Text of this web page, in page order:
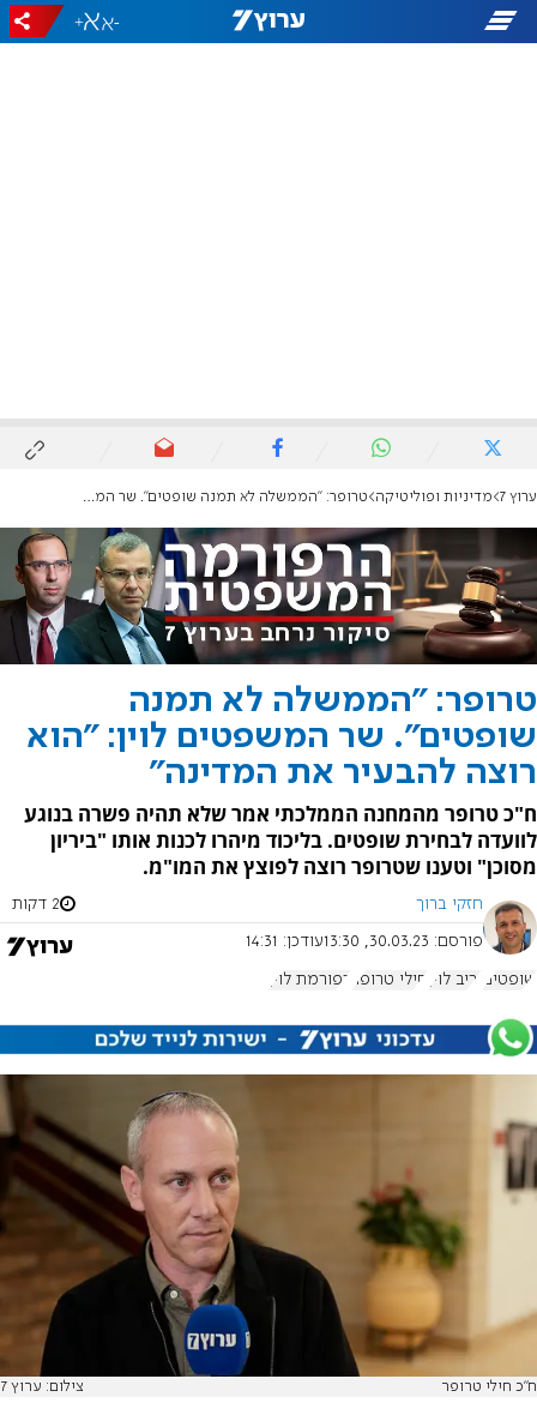
-
+
ערוץ 7 מדיניות ופוליטיקה טרופר: "הממשלה לא תמנה שופטים". שר המשפטים לוין: "הוא רוצה להבעיר את המדינה"
טרופר: "הממשלה לא תמנה
שופטים". שר המשפטים לוין: "הוא
רוצה להבעיר את המדינה"
ח"כ טרופר מהמחנה הממלכתי אמר שלא תהיה פשרה בנוגע
לוועדה לבחירת שופטים. בליכוד מיהרו לכנות אותו "ביריון
מסוכן" וטענו שטרופר רוצה לפוצץ את המו"מ.
חזקי ברוך 2 דקות
פורסם: 30.03.23, 13:30 עודכן: 14:31
שופטים יריב לוין חילי טרופר רפורמת לוין
ח"כ חילי טרופר צילום: ערוץ 7